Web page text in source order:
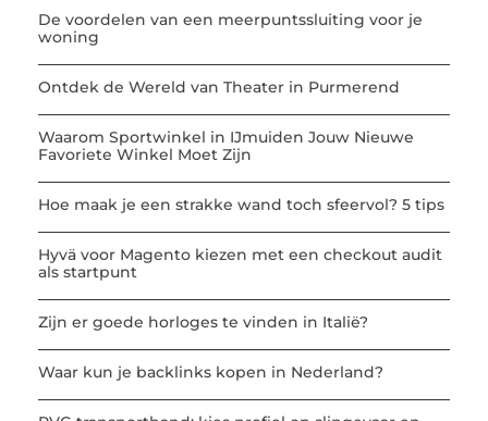
De voordelen van een meerpuntssluiting voor je
woning
Ontdek de Wereld van Theater in Purmerend
Waarom Sportwinkel in IJmuiden Jouw Nieuwe
Favoriete Winkel Moet Zijn
Hoe maak je een strakke wand toch sfeervol? 5 tips
Hyvä voor Magento kiezen met een checkout audit
als startpunt
Zijn er goede horloges te vinden in Italië?
Waar kun je backlinks kopen in Nederland?